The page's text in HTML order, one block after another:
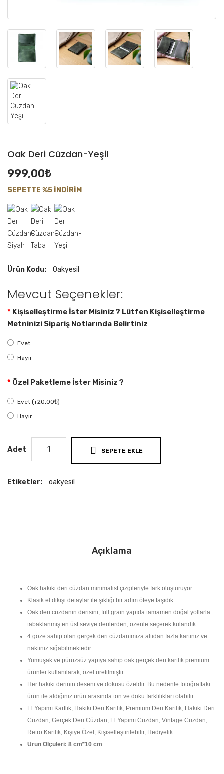
Oak Deri Cüzdan-Yeşil
999,00₺
SEPETTE %5 İNDİRİM
Ürün Kodu: Oakyesil
Mevcut Seçenekler:
Kişiselleştirme İster Misiniz ? Lütfen Kişiselleştirme
Metninizi Sipariş Notlarında Belirtiniz
Evet
Hayır
Özel Paketleme İster Misiniz ?
Evet (+20,00₺)
Hayır
Adet SEPETE EKLE
Etiketler: oakyesil
Açıklama
Oak hakiki deri cüzdan minimalist çizgileriyle fark oluşturuyor.
Klasik el dikişi detaylar ile şıklığı bir adım öteye taşıdık.
Oak deri cüzdanın derisini, full grain yapıda tamamen doğal yollarla
tabaklanmış en üst seviye derilerden, özenle seçerek kulandık.
4 göze sahip olan gerçek deri cüzdanımıza altıdan fazla kartınız ve
naktiniz sığabilmektedir.
Yumuşak ve pürüzsüz yapıya sahip oak gerçek deri kartlık premium
ürünler kullanılarak, özel üretilmiştir.
Her hakiki derinin deseni ve dokusu özeldir. Bu nedenle fotoğraftaki
ürün ile aldığınız ürün arasında ton ve doku farklılıkları olabilir.
El Yapımı Kartlık, Hakiki Deri Kartlık, Premium Deri Kartlık, Hakiki Deri
Cüzdan, Gerçek Deri Cüzdan, El Yapımı Cüzdan, Vintage Cüzdan,
Retro Kartlık, Kişiye Özel, Kişiselleştirilebilir, Hediyelik
Ürün Ölçüleri: 8 cm*10 cm